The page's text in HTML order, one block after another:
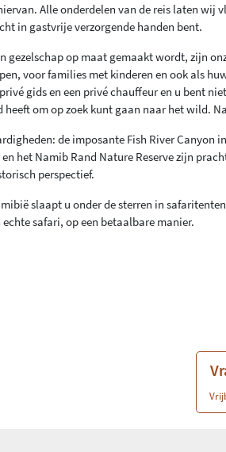
Alle onderdelen van de reis laten wij
in gastvrije verzorgende handen bent.
gezelschap op maat gemaakt wordt, zijn
voor families met kinderen en ook als
gids en een privé chauffeur en u bent
heeft om op zoek kunt gaan naar het wild.
de imposante Fish River Canyon
het Namib Rand Nature Reserve zijn
perspectief.
slaapt u onder de sterren in
safari, op een betaalbare manier.